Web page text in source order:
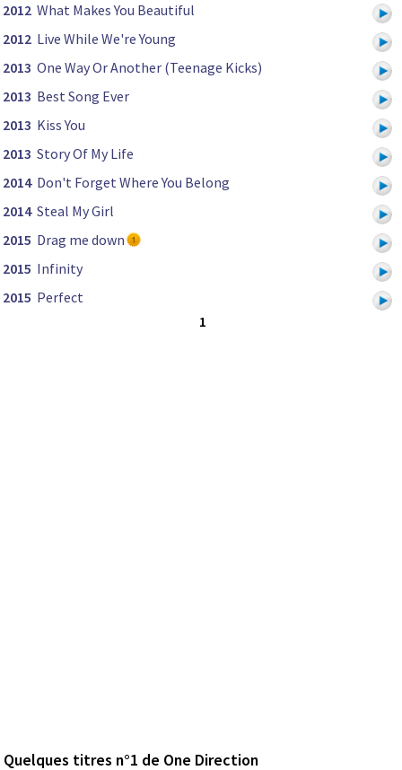
2012 What Makes You Beautiful
2012 Live While We're Young
2013 One Way Or Another (Teenage Kicks)
2013 Best Song Ever
2013 Kiss You
2013 Story Of My Life
2014 Don't Forget Where You Belong
2014 Steal My Girl
2015 Drag me down
2015 Infinity
2015 Perfect
1
Quelques titres n°1 de One Direction